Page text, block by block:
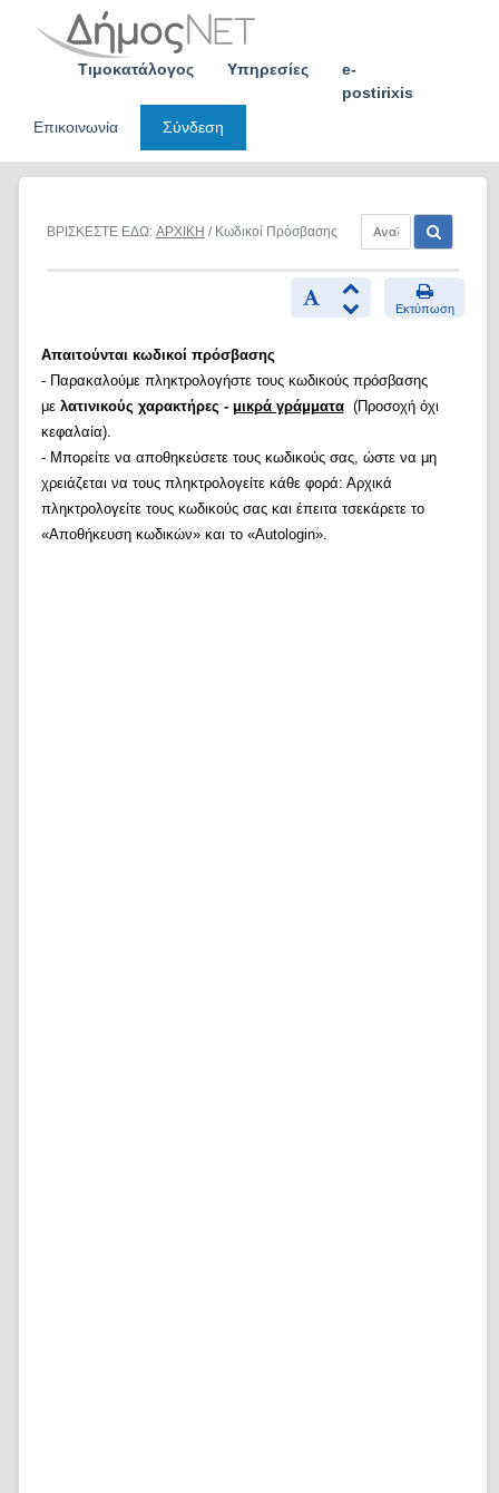
Τιμοκατάλογος Υπηρεσίες
e-
postirixis
Επικοινωνία
Σύνδεση
ΒΡΙΣΚΕΣΤΕ ΕΔΩ: ΑΡΧΙΚΗ / Κωδικοί Πρόσβασης
Εκτύπωση
Απαιτούνται κωδικοί πρόσβασης
- Παρακαλούμε πληκτρολογήστε τους κωδικούς πρόσβασης
με λατινικούς χαρακτήρες - μικρά γράμματα(Προσοχή όχι
κεφαλαία).
- Μπορείτε να αποθηκεύσετε τους κωδικούς σας, ώστε να μη
χρειάζεται να τους πληκτρολογείτε κάθε φορά: Αρχικά
πληκτρολογείτε τους κωδικούς σας και έπειτα τσεκάρετε το
«Αποθήκευση κωδικών» και το «Autologin».